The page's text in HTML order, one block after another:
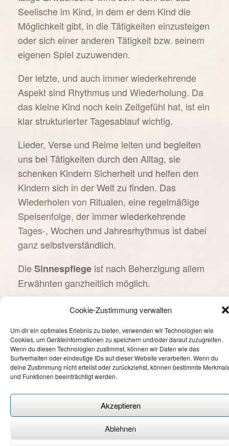
Cookie-Zustimmung verwalten
Um dir ein optimales Erlebnis zu bieten, verwenden wir Technologien wie
Cookies, um Geräteinformationen zu speichern und/oder darauf zuzugreifen.
Wenn du diesen Technologien zustimmst, können wir Daten wie das
Surfverhalten oder eindeutige IDs auf dieser Website verarbeiten. Wenn du
deine Zustimmung nicht erteilst oder zurückziehst, können bestimmte
und Funktionen beeinträchtigt werden.
Akzeptieren
Ablehnen
Seelische im Kind, in dem er dem Kind die
Möglichkeit gibt, in die Tätigkeiten einzusteigen
oder sich einer anderen Tätigkeit bzw. seinem
eigenen Spiel zuzuwenden.
Der letzte, und auch immer wiederkehrende
Aspekt sind Rhythmus und Wiederholung. Da
das kleine Kind noch kein Zeitgefühl hat, ist ein
klar strukturierter Tagesablauf wichtig.
Lieder, Verse und Reime leiten und begleiten
uns bei Tätigkeiten durch den Alltag, sie
schenken Kindern Sicherheit und helfen den
Kindern sich in der Welt zu finden. Das
Wiederholen von Ritualen, eine regelmäßige
Speisenfolge, der immer wiederkehrende
Tages-, Wochen und Jahresrhythmus ist dabei
ganz selbstverständlich.
DieSinnespflege ist nach Beherzigung allem
Erwähnten ganzheitlich möglich.
Cookie-Richtlinie—Datenschutzerklärung—Impressum